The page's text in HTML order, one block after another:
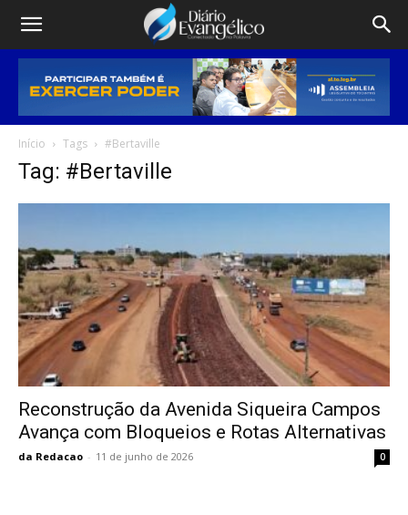
Início Tags #Bertaville
Tag: #Bertaville
Reconstrução da Avenida Siqueira Campos
Avança com Bloqueios e Rotas Alternativas
da Redacao - 11 de junho de 2026 0